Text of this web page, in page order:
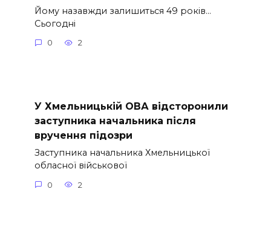
Йому назавжди залишиться 49 років…
Сьогодні
0 2
У Хмельницькій ОВА відсторонили
заступника начальника після
вручення підозри
Заступника начальника Хмельницької
обласної військової
0 2